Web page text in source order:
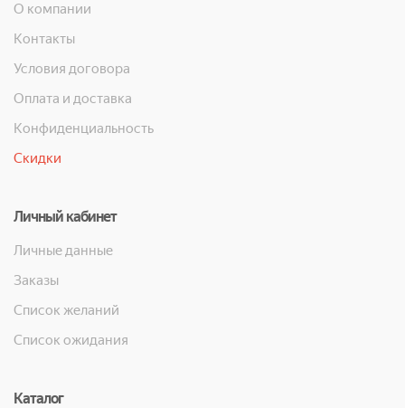
О компании
Контакты
Условия договора
Оплата и доставка
Конфиденциальность
Скидки
Личный кабинет
Личные данные
Заказы
Список желаний
Список ожидания
Каталог